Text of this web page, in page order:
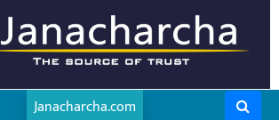
Janacharcha.com